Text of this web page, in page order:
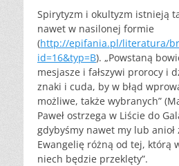
Spirytyzm i okultyzm istnieją
nawet w nasilonej formie
(http://epifania.pl/literatura/
id=16&typ=B). „Powstaną
mesjasze i fałszywi prorocy i
znaki i cuda, by w błąd
możliwe, także wybranych”
Paweł ostrzega w Liście do
gdybyśmy nawet my lub anioł
Ewangelię różną od tej, którą
niech będzie przeklęty”.